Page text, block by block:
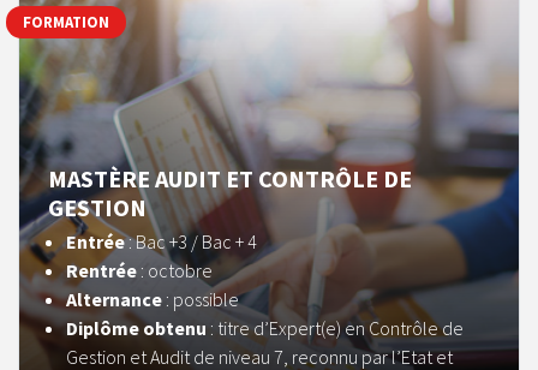
MASTÈRE AUDIT ET CONTRÔLE DE
GESTION
Entrée: Bac +3 / Bac + 4
Rentrée : octobre
Alternance : possible
Diplôme obtenu : titre d’Expert(e) en Contrôle de
Gestion et Audit de niveau 7, reconnu par l’Etat et
FORMATION